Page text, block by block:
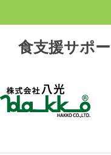
食支援サポ